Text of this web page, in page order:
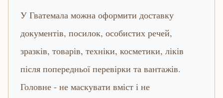
У Гватемала можна оформити доставку
документів, посилок, особистих речей,
зразків, товарів, техніки, косметики, ліків
після попередньої перевірки та вантажів.
Головне - не маскувати вміст і не